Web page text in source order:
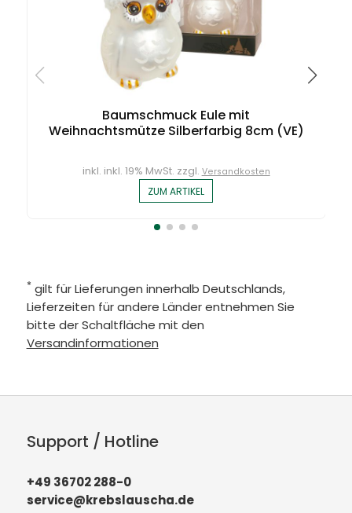
Baumschmuck Eule mit
Weihnachtsmütze Silberfarbig 8cm (VE)
inkl. inkl. 19% MwSt. zzgl. Versandkosten
ZUM ARTIKEL
* gilt für Lieferungen innerhalb Deutschlands,
Lieferzeiten für andere Länder entnehmen Sie
bitte der Schaltfläche mit den
Versandinformationen
Support / Hotline
+49 36702 288-0
service@krebslauscha.de